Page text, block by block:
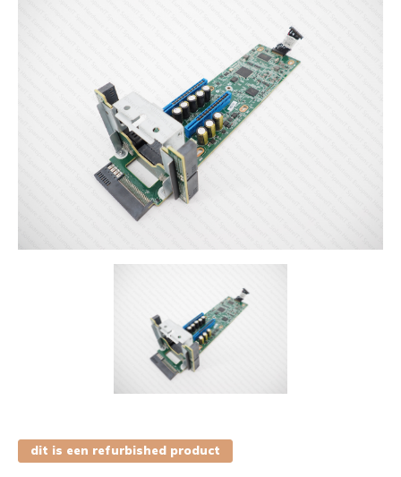
dit is een refurbished product